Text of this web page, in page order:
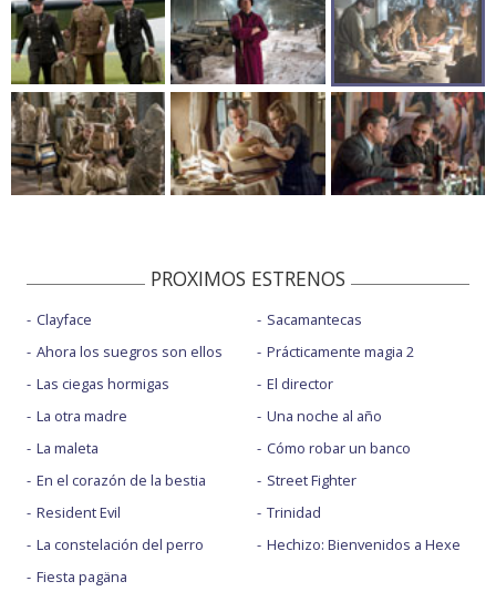
PROXIMOS ESTRENOS
Clayface
Ahora los suegros son ellos
Las ciegas hormigas
La otra madre
La maleta
En el corazón de la bestia
Resident Evil
La constelación del perro
Fiesta pagäna
Sacamantecas
Prácticamente magia 2
El director
Una noche al año
Cómo robar un banco
Street Fighter
Trinidad
Hechizo: Bienvenidos a Hexe